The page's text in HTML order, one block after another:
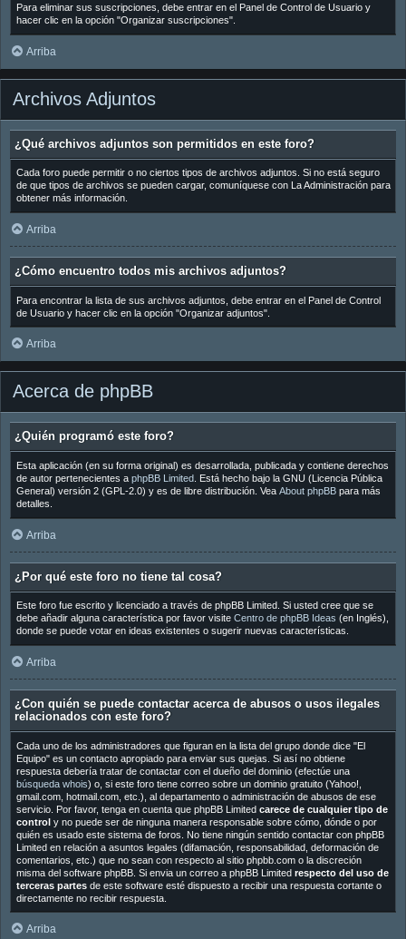
Para eliminar sus suscripciones, debe entrar en el Panel de Control de Usuario y
hacer clic en la opción "Organizar suscripciones".
Arriba
Archivos Adjuntos
¿Qué archivos adjuntos son permitidos en este foro?
Cada foro puede permitir o no ciertos tipos de archivos adjuntos. Si no está seguro
de que tipos de archivos se pueden cargar, comuníquese con La Administración para
obtener más información.
Arriba
¿Cómo encuentro todos mis archivos adjuntos?
Para encontrar la lista de sus archivos adjuntos, debe entrar en el Panel de Control
de Usuario y hacer clic en la opción "Organizar adjuntos".
Arriba
Acerca de phpBB
¿Quién programó este foro?
Esta aplicación (en su forma original) es desarrollada, publicada y contiene derechos
de autor pertenecientes a phpBB Limited. Está hecho bajo la GNU (Licencia Pública
General) versión 2 (GPL-2.0) y es de libre distribución. Vea About phpBBpara más
detalles.
Arriba
¿Por qué este foro no tiene tal cosa?
Este foro fue escrito y licenciado a través de phpBB Limited. Si usted cree que se
debe añadir alguna característica por favor visite Centro de phpBB Ideas (en Inglés),
donde se puede votar en ideas existentes o sugerir nuevas características.
Arriba
¿Con quién se puede contactar acerca de abusos o usos ilegales
relacionados con este foro?
Cada uno de los administradores que figuran en la lista del grupo donde dice "El
Equipo" es un contacto apropiado para enviar sus quejas. Si así no obtiene
respuesta debería tratar de contactar con el dueño del dominio (efectúe una
búsqueda whois) o, si este foro tiene correo sobre un dominio gratuito (Yahoo!,
gmail.com, hotmail.com, etc.), al departamento o administración de abusos de ese
servicio. Por favor, tenga en cuenta que phpBB Limited carece de cualquier tipo de
controly no puede ser de ninguna manera responsable sobre cómo, dónde o por
quién es usado este sistema de foros. No tiene ningún sentido contactar con phpBB
Limited en relación a asuntos legales (difamación, responsabilidad, deformación de
comentarios, etc.) que no sean con respecto al sitio phpbb.com o la discreción
misma del software phpBB. Si envia un correo a phpBB Limited respecto del uso de
terceras partesde este software esté dispuesto a recibir una respuesta cortante o
directamente no recibir respuesta.
Arriba